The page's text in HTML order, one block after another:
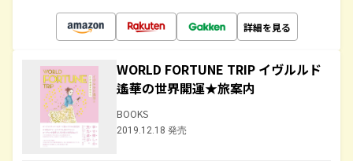
詳細を見る
WORLD FORTUNE TRIP イヴルルド
遙華の世界開運★旅案内
BOOKS
2019.12.18 発売